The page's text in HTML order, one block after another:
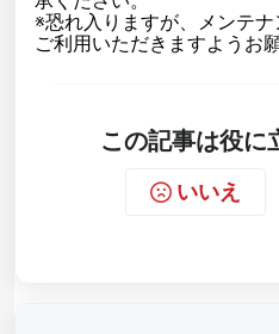
※恐れ入りますが、メンテ
ご利用いただきますようお
この記事は役に
いいえ